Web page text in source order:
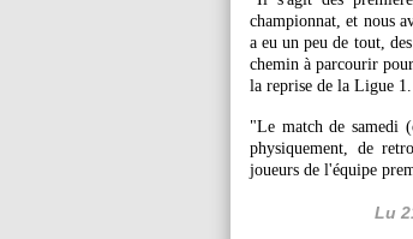
championnat, et nous
a eu un peu de tout,
chemin à parcourir
la reprise de la Ligue 1.
"Le match de samedi
physiquement, de
joueurs de l'équipe
Lu